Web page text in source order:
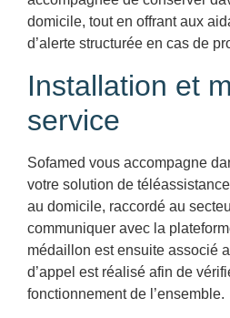
domicile, tout en offrant aux
d’alerte structurée en cas de
Installation et
service
Sofamed vous accompagne
votre solution de
au domicile, raccordé au
communiquer avec la
médaillon est ensuite associé
d’appel est réalisé afin de
fonctionnement de l’ensemble.